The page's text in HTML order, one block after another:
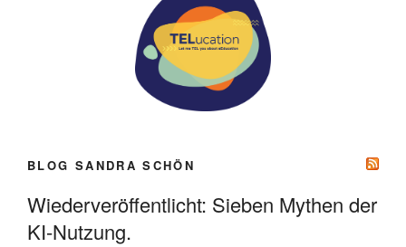
BLOG SANDRA SCHÖN
Wiederveröffentlicht: Sieben Mythen der
KI-Nutzung.